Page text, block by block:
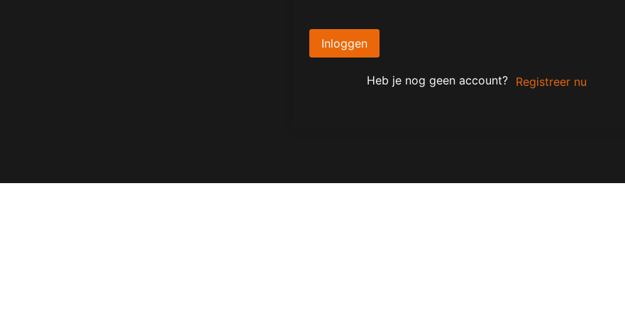
Inloggen
Heb je nog geen account? Registreer nu